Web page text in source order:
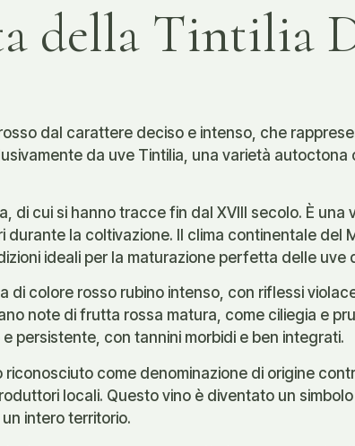
della Tintilia
dal carattere deciso e intenso, che
da uve Tintilia, una varietà autoctona
di cui si hanno tracce fin dal XVIII secolo. È
durante la coltivazione. Il clima continentale del
ideali per la maturazione perfetta delle uve
di colore rosso rubino intenso, con riflessi
note di frutta rossa matura, come ciliegia e
persistente, con tannini morbidi e ben integrati.
come denominazione di origine
locali. Questo vino è diventato un
intero territorio.